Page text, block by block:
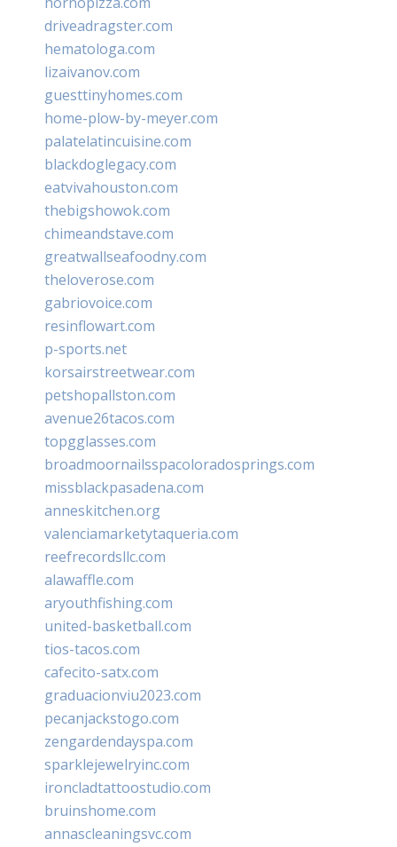
driveadragster.com
hematologa.com
lizaivanov.com
guesttinyhomes.com
home-plow-by-meyer.com
palatelatincuisine.com
blackdoglegacy.com
eatvivahouston.com
thebigshowok.com
chimeandstave.com
greatwallseafoodny.com
theloverose.com
gabriovoice.com
resinflowart.com
p-sports.net
korsairstreetwear.com
petshopallston.com
avenue26tacos.com
topgglasses.com
broadmoornailsspacoloradosprings.com
missblackpasadena.com
anneskitchen.org
valenciamarketytaqueria.com
reefrecordsllc.com
alawaffle.com
aryouthfishing.com
united-basketball.com
tios-tacos.com
cafecito-satx.com
graduacionviu2023.com
pecanjackstogo.com
zengardendayspa.com
sparklejewelryinc.com
ironcladtattoostudio.com
bruinshome.com
annascleaningsvc.com